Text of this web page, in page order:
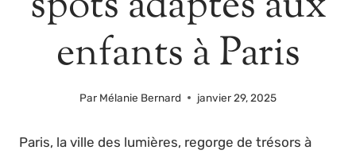
enfants à Paris
Par Mélanie Bernard janvier 29, 2025
Paris, la ville des lumières, regorge de trésors à